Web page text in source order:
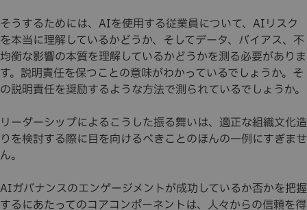
そうするためには、AIを使用する従業員について、AIリスク
を本当に理解しているかどうか、そしてデータ、バイアス、不
均衡な影響の本質を理解しているかどうかを測る必要がありま
す。説明責任を保つことの意味がわかっているでしょうか。そ
の説明責任を奨励するような方法で測られているでしょうか。
リーダーシップによるこうした振る舞いは、適正な組織文化造
りを検討する際に目を向けるべきことのほんの一例にすぎませ
ん。
AIガバナンスのエンゲージメントが成功しているか否かを把握
するにあたってのコアコンポーネントは、人々からの信頼を得